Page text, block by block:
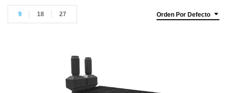
Orden Por Defecto
9 18 27